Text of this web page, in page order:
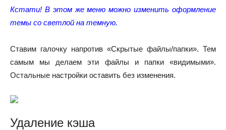
Кстати! В этом же меню можно изменить оформление
темы со светлой на темную.
Ставим галочку напротив «Скрытые файлы/папки». Тем
самым мы делаем эти файлы и папки «видимыми».
Остальные настройки оставить без изменения.
Удаление кэша